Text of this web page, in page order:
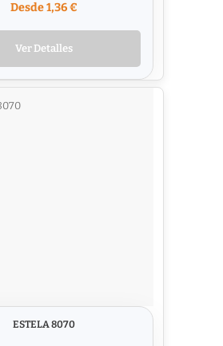
Desde 1,36 €
Ver Detalles
ESTELA 8070